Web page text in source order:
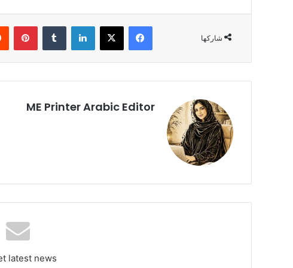
شاركها
فيسبوك ‫X لينكدإن ‏Tumblr
ME Printer Arabic Editor
latest news